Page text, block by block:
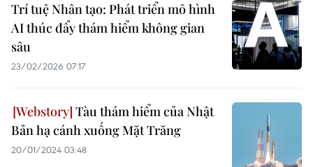
Trí tuệ Nhân tạo: Phát triển mô hình
AI thúc đẩy thám hiểm không gian
sâu
23/02/2026 07:17
Tàu thám hiểm của Nhật
Bản hạ cánh xuống Mặt Trăng
20/01/2024 03:48